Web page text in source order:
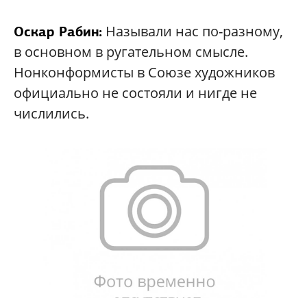
Оскар Рабин: Называли нас по-разному,
в основном в ругательном смысле.
Нонконформисты в Союзе художников
официально не состояли и нигде не
числились.